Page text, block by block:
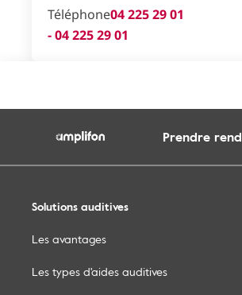
Téléphone04 225 29 01
- 04 225 29 01
Prendre
Solutions auditives
Les avantages
Les types d'aides auditives